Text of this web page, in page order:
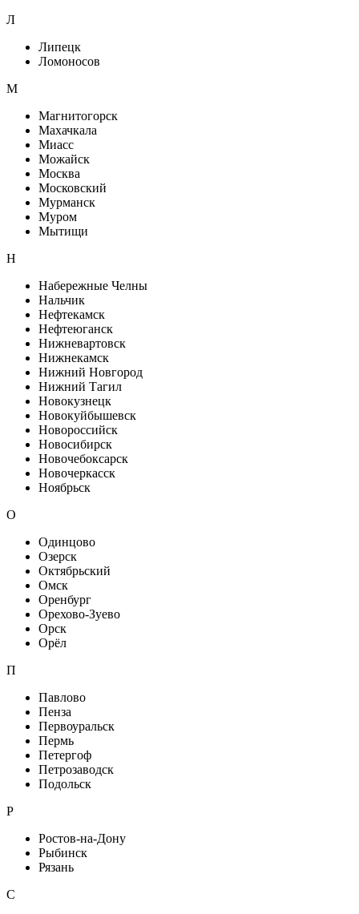
Л
Липецк
Ломоносов
М
Магнитогорск
Махачкала
Миасс
Можайск
Москва
Московский
Мурманск
Муром
Мытищи
Н
Набережные Челны
Нальчик
Нефтекамск
Нефтеюганск
Нижневартовск
Нижнекамск
Нижний Новгород
Нижний Тагил
Новокузнецк
Новокуйбышевск
Новороссийск
Новосибирск
Новочебоксарск
Новочеркасск
Ноябрьск
О
Одинцово
Озерск
Октябрьский
Омск
Оренбург
Орехово-Зуево
Орск
Орёл
П
Павлово
Пенза
Первоуральск
Пермь
Петергоф
Петрозаводск
Подольск
Р
Ростов-на-Дону
Рыбинск
Рязань
С